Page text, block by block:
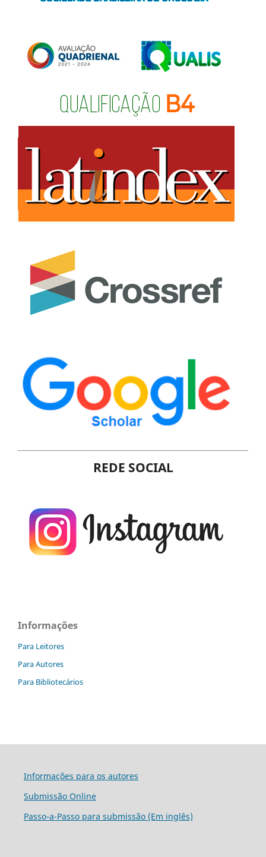
REDE SOCIAL
Informações
Para Leitores
Para Autores
Para Bibliotecários
Informações para os autores
Submissão Online
Passo-a-Passo para submissão (Em inglês)